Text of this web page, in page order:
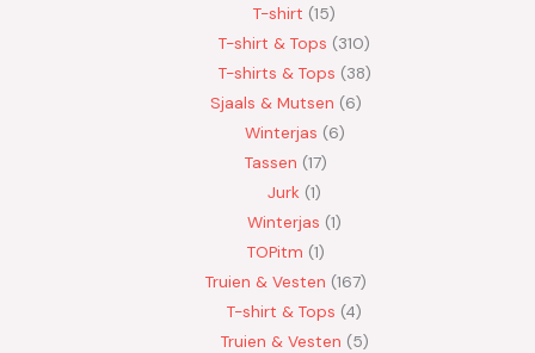
T-shirt 15
T-shirt & Tops 310
T-shirts & Tops 38
Sjaals & Mutsen 6
Winterjas 6
Tassen 17
Jurk 1
Winterjas 1
TOPitm 1
Truien & Vesten 167
T-shirt & Tops 4
Truien & Vesten 5